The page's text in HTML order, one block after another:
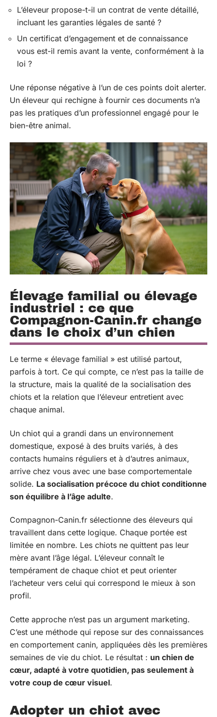
L’éleveur propose-t-il un contrat de vente détaillé,
incluant les garanties légales de santé ?
Un certificat d’engagement et de connaissance
vous est-il remis avant la vente, conformément à la
loi ?
Une réponse négative à l’un de ces points doit alerter.
Un éleveur qui rechigne à fournir ces documents n’a
pas les pratiques d’un professionnel engagé pour le
bien-être animal.
Élevage familial ou élevage
industriel : ce que
Compagnon-Canin.fr change
dans le choix d’un chien
Le terme « élevage familial » est utilisé partout,
parfois à tort. Ce qui compte, ce n’est pas la taille de
la structure, mais la qualité de la socialisation des
chiots et la relation que l’éleveur entretient avec
chaque animal.
Un chiot qui a grandi dans un environnement
domestique, exposé à des bruits variés, à des
contacts humains réguliers et à d’autres animaux,
arrive chez vous avec une base comportementale
solide. La socialisation précoce du chiot conditionne
son équilibre à l’âge adulte.
Compagnon-Canin.fr sélectionne des éleveurs qui
travaillent dans cette logique. Chaque portée est
limitée en nombre. Les chiots ne quittent pas leur
mère avant l’âge légal. L’éleveur connaît le
tempérament de chaque chiot et peut orienter
l’acheteur vers celui qui correspond le mieux à son
profil.
Cette approche n’est pas un argument marketing.
C’est une méthode qui repose sur des connaissances
en comportement canin, appliquées dès les premières
semaines de vie du chiot. Le résultat : un chien de
cœur, adapté à votre quotidien, pas seulement à
votre coup de cœur visuel.
Adopter un chiot avec